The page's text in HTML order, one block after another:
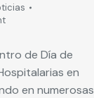
de Día de
en
en numerosas